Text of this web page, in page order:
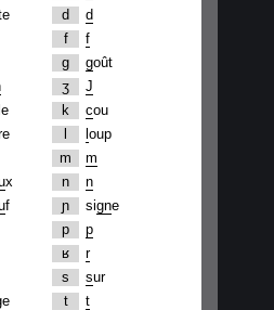
le
x
f
d
d
f
f
g
goût
ʒ
J
k
cou
oup
m
m
n
n
ɲ
signe
p
p
ʁ
r
s
sur
t
t